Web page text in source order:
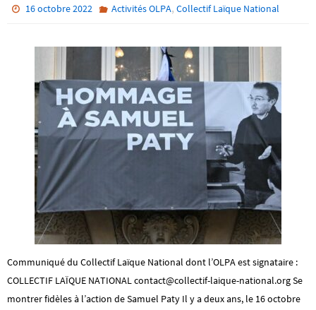
16 octobre 2022 Activités OLPA, Collectif Laïque National
Communiqué du Collectif Laïque National dont l’OLPA est signataire :
COLLECTIF LAÏQUE NATIONAL contact@collectif-laique-national.org Se
montrer fidèles à l’action de Samuel Paty Il y a deux ans, le 16 octobre